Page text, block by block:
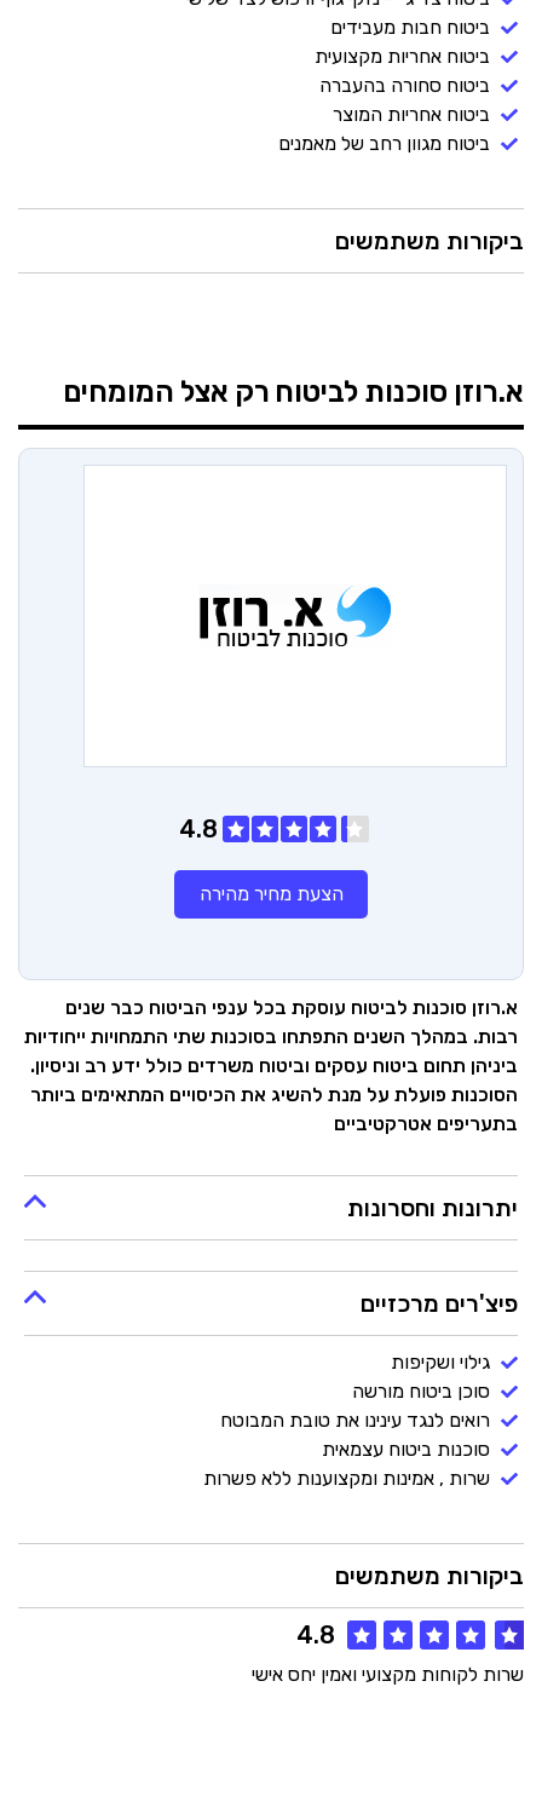
ביטוח חבות מעבידים
ביטוח אחריות מקצועית
ביטוח סחורה בהעברה
ביטוח אחריות המוצר
ביטוח מגוון רחב של מאמנים
ביקורות משתמשים
א.רוזן סוכנות לביטוח רק אצל המומחים
4.8
הצעת מחיר מהירה
א.רוזן סוכנות לביטוח עוסקת בכל ענפי הביטוח כבר שנים
רבות. במהלך השנים התפתחו בסוכנות שתי התמחויות ייחודיות
ביניהן תחום ביטוח עסקים וביטוח משרדים כולל ידע רב וניסיון.
הסוכנות פועלת על מנת להשיג את הכיסויים המתאימים ביותר
בתעריפים אטרקטיביים
יתרונות וחסרונות
פיצ'רים מרכזיים
גילוי ושקיפות
סוכן ביטוח מורשה
רואים לנגד עינינו את טובת המבוטח
סוכנות ביטוח עצמאית
שרות , אמינות ומקצוענות ללא פשרות
ביקורות משתמשים
4.8
שרות לקוחות מקצועי ואמין יחס אישי